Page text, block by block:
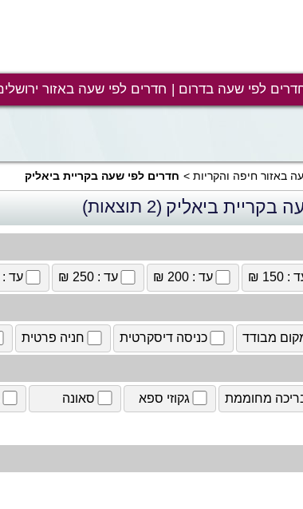
לפי שעה בדרום חדרים לפי שעה באזור
באזור חיפה והקריות חדרים לפי שעה בקריית ביאליק
בקריית ביאליק (2 תוצאות)
: 150 ₪ עד : 200 ₪ עד : 250 ₪ עד : 300
מבודד כניסה דיסקרטית חניה פרטית
מחוממת גקוזי ספא סאונה